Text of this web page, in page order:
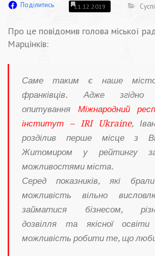
Поділитись 11.12.2019
Про це повідомив голова міської
Марцінків:
Саме таким є наше
франківців. Адже
опитування Міжнародний
інститут – IRI Ukraine,
розділив перше місце з
Житомиром у рейтингу
можливостями міста.
Серед показників, які
можливість вільно
займатися бізнесом,
дозвілля та якісної освіти
можливість робити те, що